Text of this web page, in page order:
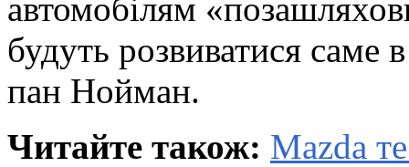
автомобілям
будуть розвиватися саме
пан Нойман.
Читайте також: Mazda